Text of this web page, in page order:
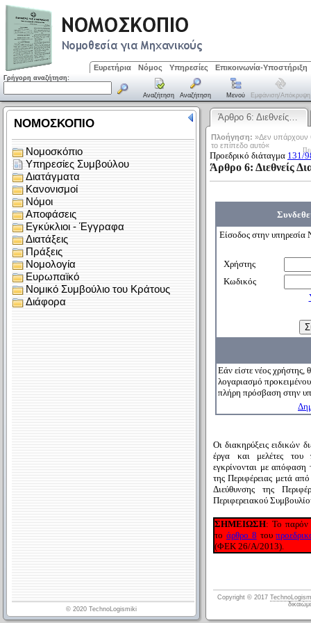
Ευρετήρια Νόμος Υπηρεσίες Επικοινωνία-Υποστήριξη
Γρήγορη αναζήτηση:
Αναζήτηση Αναζήτηση Μενού Εμφάνιση/απόκρυψη
Άρθρο 6: Διεθνείς…